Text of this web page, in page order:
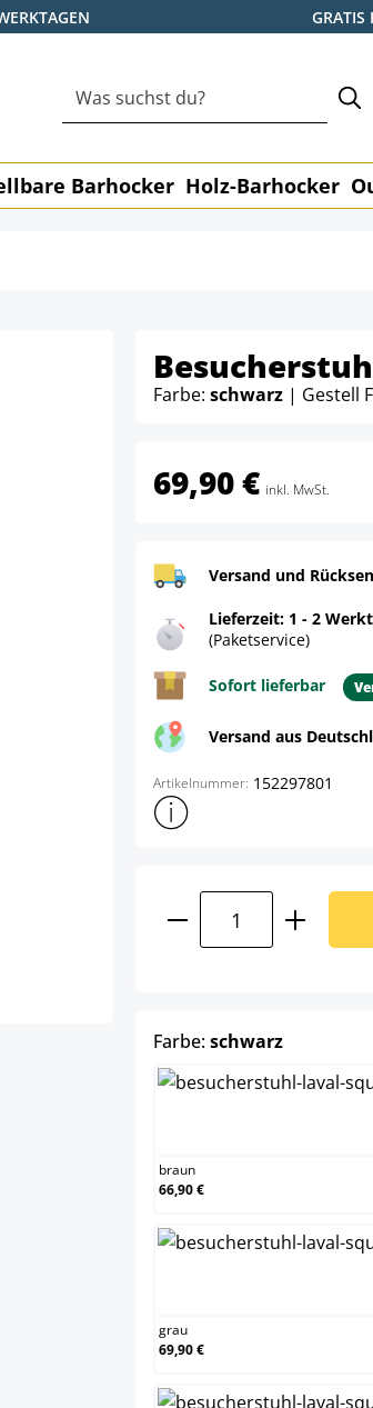
GRATIS
Barhocker Holz-Barhocker
Farbe: schwarz | Gestell
69,90 € inkl. MwSt.
Versand und
Lieferzeit: 1 - 2
(Paketservice)
Sofort lieferbar
Versand aus
Artikelnummer: 152297801
Weitere
Produkt Anzahl:
Farbe:schwarzauswählen
braun
66,90 €
grau
69,90 €